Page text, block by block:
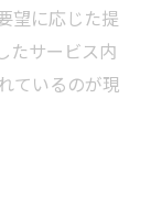
望に応じた提
たサービス内
ているのが現